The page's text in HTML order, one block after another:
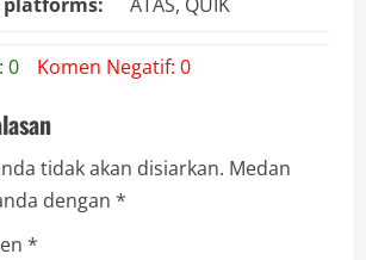
0 Komen Negatif: 0
tidak akan disiarkan. Medan
dengan *
*